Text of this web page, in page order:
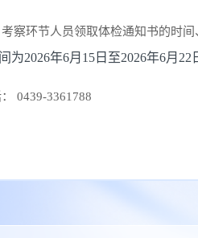
察环节人员领取体检通知书的时
为2026年6月15日至2026年6月22
0439-3361788